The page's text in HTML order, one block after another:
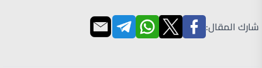
شارك المقال: